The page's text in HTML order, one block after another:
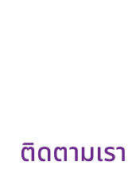
ติดตามเรา